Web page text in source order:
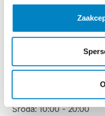
Nie pobieramy kaucji
produktu
ODBIÓR I ZWROT
Poniedziałek: 10:00 -
Wtorek: 10:00 - 20:00
Środa: 10:00 - 20:00